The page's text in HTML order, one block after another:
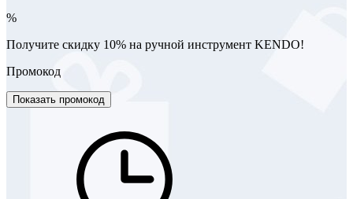
%
Получите скидку 10% на ручной инструмент KENDO!
Промокод
Показать промокод